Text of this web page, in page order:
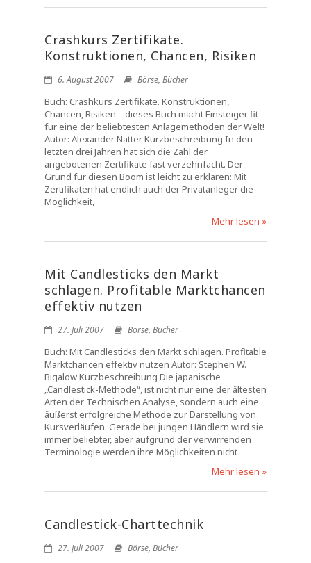
Crashkurs Zertifikate.
Konstruktionen, Chancen, Risiken
6. August 2007 Börse, Bücher
Buch: Crashkurs Zertifikate. Konstruktionen,
Chancen, Risiken – dieses Buch macht Einsteiger fit
für eine der beliebtesten Anlagemethoden der Welt!
Autor: Alexander Natter Kurzbeschreibung In den
letzten drei Jahren hat sich die Zahl der
angebotenen Zertifikate fast verzehnfacht. Der
Grund für diesen Boom ist leicht zu erklären: Mit
Zertifikaten hat endlich auch der Privatanleger die
Möglichkeit,
Mehr lesen »
Mit Candlesticks den Markt
schlagen. Profitable Marktchancen
effektiv nutzen
27. Juli 2007 Börse, Bücher
Buch: Mit Candlesticks den Markt schlagen. Profitable
Marktchancen effektiv nutzen Autor: Stephen W.
Bigalow Kurzbeschreibung Die japanische
„Candlestick-Methode“, ist nicht nur eine der ältesten
Arten der Technischen Analyse, sondern auch eine
äußerst erfolgreiche Methode zur Darstellung von
Kursverläufen. Gerade bei jungen Händlern wird sie
immer beliebter, aber aufgrund der verwirrenden
Terminologie werden ihre Möglichkeiten nicht
Mehr lesen »
Candlestick-Charttechnik
27. Juli 2007 Börse, Bücher